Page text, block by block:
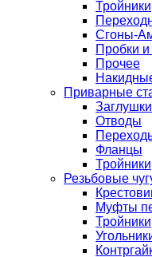
Тройники
Сгоны-
Пробки и
Прочее
Приварные
Заглушки
Отводы
Фланцы
Тройники
Резьбовые
Муфты
Тройники